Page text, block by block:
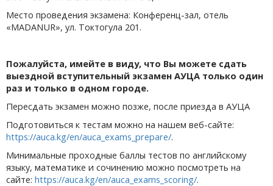
Место проведения экзамена: Конференц-зал, отель
«MADANUR», ул. Токтогула 201.
Пожалуйста, имейте в виду, что Вы можете сдать
выездной вступительный экзамен АУЦА только один
раз и только в одном городе.
Пересдать экзамен можно позже, после приезда в АУЦА
Подготовиться к тестам можно на нашем веб-сайте:
https://auca.kg/en/auca_exams_prepare/.
Минимальные проходные баллы тестов по английскому
языку, математике и сочинению можно посмотреть на
сайте: https://auca.kg/en/auca_exams_scoring/.